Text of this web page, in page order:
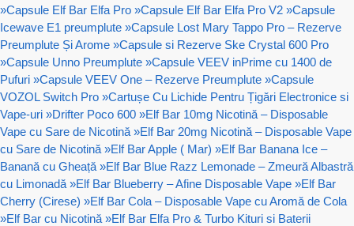
»Capsule Elf Bar Elfa Pro »Capsule Elf Bar Elfa Pro V2 »Capsule
Icewave E1 preumplute »Capsule Lost Mary Tappo Pro – Rezerve
Preumplute Și Arome »Capsule si Rezerve Ske Crystal 600 Pro
»Capsule Unno Preumplute »Capsule VEEV inPrime cu 1400 de
Pufuri »Capsule VEEV One – Rezerve Preumplute »Capsule
VOZOL Switch Pro »Cartușe Cu Lichide Pentru Țigări Electronice si
Vape-uri »Drifter Poco 600 »Elf Bar 10mg Nicotină – Disposable
Vape cu Sare de Nicotină »Elf Bar 20mg Nicotină – Disposable Vape
cu Sare de Nicotină »Elf Bar Apple ( Mar) »Elf Bar Banana Ice –
Banană cu Gheață »Elf Bar Blue Razz Lemonade – Zmeură Albastră
cu Limonadă »Elf Bar Blueberry – Afine Disposable Vape »Elf Bar
Cherry (Cirese) »Elf Bar Cola – Disposable Vape cu Aromă de Cola
»Elf Bar cu Nicotină »Elf Bar Elfa Pro & Turbo Kituri si Baterii